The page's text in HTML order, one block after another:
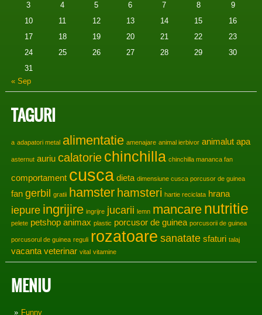
3
4 5 6 7 8
9
10
11 12 13 14 15
16
17
18 19 20 21 22
23
24
25 26 27 28 29
30
31
« Sep
TAGURI
a adapatori metal alimentatie amenajare animal ierbivor animalut apa
asternut auriu calatorie chinchilla chinchilla mananca fan
comportament cusca dieta dimensiune cusca porcusor de guinea
fan gerbil gratii hamster hamsteri hartie reciclata hrana
iepure ingrijire ingrijre jucarii lemn mancare nutritie
pelete petshop animax plastic porcusor de guinea porcusorii de guinea
porcusorul de guinea reguli rozatoare sanatate sfaturi talaj
vacanta veterinar vital vitamine
MENIU
Funny